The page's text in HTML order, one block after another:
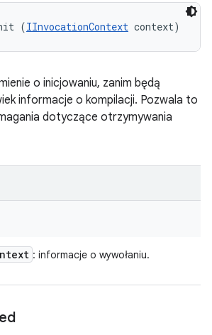
(IInvocationContext context)
o inicjowaniu, zanim będą
informacje o kompilacji. Pozwala to
dotyczące otrzymywania
: informacje o wywołaniu.